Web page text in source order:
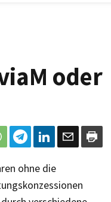
oder
ohne die